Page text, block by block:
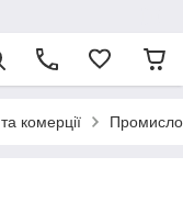
комерції